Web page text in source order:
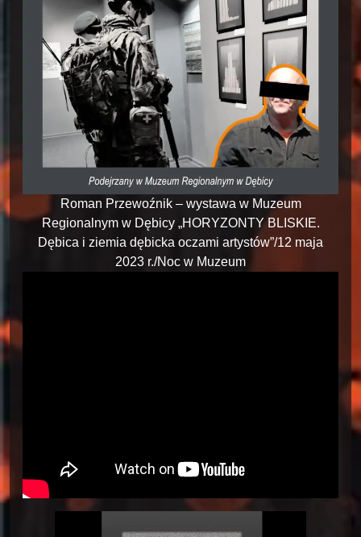
Roman Przewoźnik – wystawa w Muzeum
Regionalnym w Dębicy „HORYZONTY BLISKIE.
Dębica i ziemia dębicka oczami artystów”/12 maja
2023 r./Noc w Muzeum